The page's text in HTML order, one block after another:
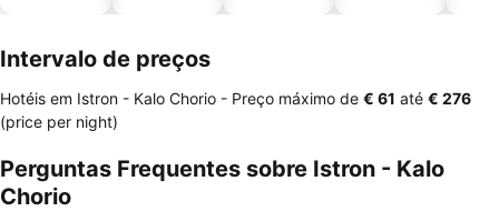
Intervalo de preços
Hotéis em Istron - Kalo Chorio - Preço máximo de ‎€ 61 até ‎€ 276
(price per night)
Perguntas Frequentes sobre Istron - Kalo
Chorio